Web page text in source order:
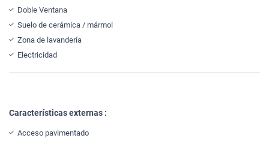
Doble Ventana
Suelo de cerámica / mármol
Zona de lavandería
Electricidad
Características externas :
Acceso pavimentado